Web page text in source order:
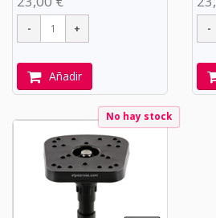
Añadir
No hay stock